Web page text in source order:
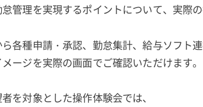
管理を実現するポイントについて、実際
各種申請・承認、勤怠集計、給与ソフト連
ージを実際の画面でご確認いただけます。
を対象とした操作体験会では、